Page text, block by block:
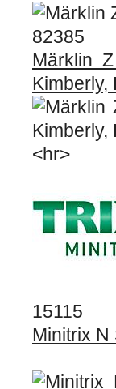
82385
Märklin
Kimberly,
<hr>
15115
Minitrix N